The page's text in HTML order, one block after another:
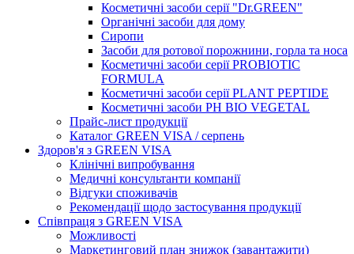
Косметичні засоби серії "Dr.GREEN"
Органічні засоби для дому
Сиропи
Засоби для ротової порожнини, горла та носа
Косметичні засоби серії PROBIOTIC
FORMULA
Косметичні засоби серії PLANT PEPTIDE
Косметичні засоби PH BIO VEGETAL
Прайс-лист продукції
Каталог GREEN VISA / серпень
Здоров'я з GREEN VISA
Клінічні випробування
Медичні консультанти компанії
Відгуки споживачів
Рекомендації щодо застосування продукції
Співпраця з GREEN VISA
Можливості
Маркетинговий план знижок (завантажити)